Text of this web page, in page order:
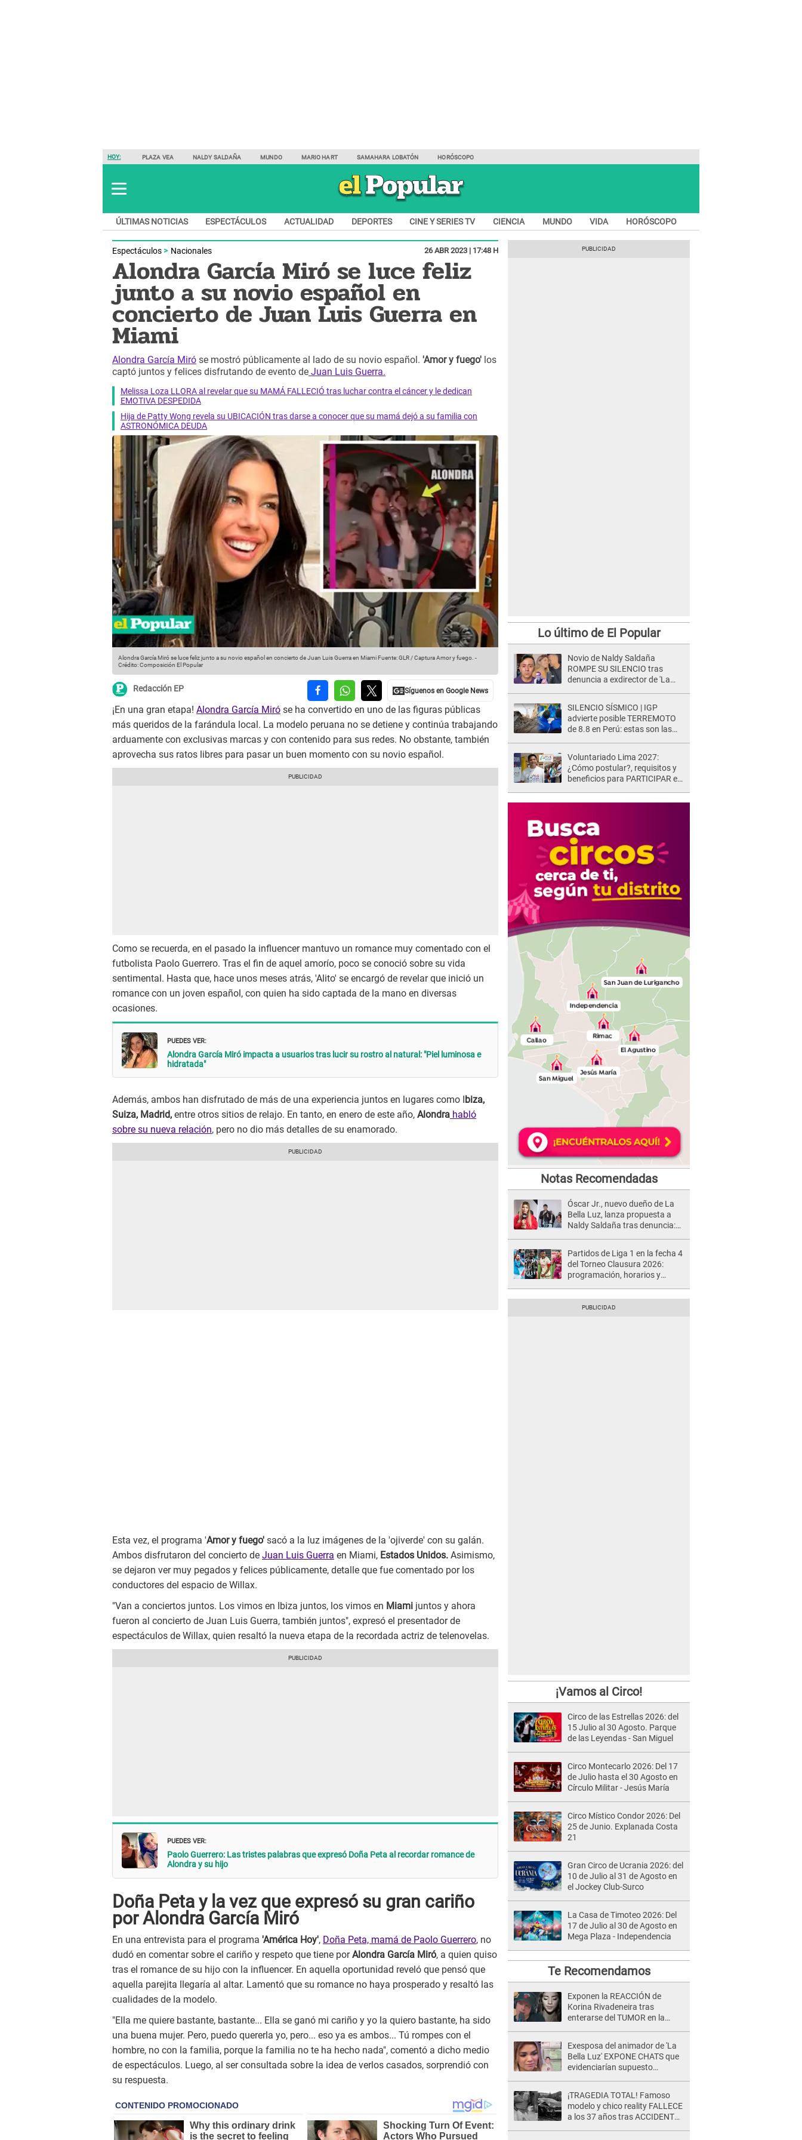
HOY: PLAZA VEA NALDY SALDAÑA MUNDO MARIO HART SAMAHARA LOBATÓN HORÓSCOPO
ÚLTIMAS NOTICIAS ESPECTÁCULOS ACTUALIDAD DEPORTES CINE Y SERIES TV CIENCIA MUNDO VIDA HORÓSCOPO
Espectáculos Nacionales 26 ABR 2023 | 17:48 H
Alondra García Miró se luce feliz
junto a su novio español en
concierto de Juan Luis Guerra en
Miami
Alondra García Miró se mostró públicamente al lado de su novio español. 'Amor y fuego' los
captó juntos y felices disfrutando de evento de Juan Luis Guerra.
Melissa Loza LLORA al revelar que su MAMÁ FALLECIÓ tras luchar contra el cáncer y le dedican
EMOTIVA DESPEDIDA
Hija de Patty Wong revela su UBICACIÓN tras darse a conocer que su mamá dejó a su familia con
ASTRONÓMICA DEUDA
Alondra García Miró se luce feliz junto a su novio español en concierto de Juan Luis Guerra en Miami Fuente: GLR / Captura Amor y fuego. -
Crédito: Composición El Popular
Redacción EP
¡En una gran etapa! Alondra García Miró se ha convertido en uno de las figuras públicas
más queridos de la farándula local. La modelo peruana no se detiene y continúa trabajando
arduamente con exclusivas marcas y con contenido para sus redes. No obstante, también
aprovecha sus ratos libres para pasar un buen momento con su novio español.
Como se recuerda, en el pasado la influencer mantuvo un romance muy comentado con el
futbolista Paolo Guerrero. Tras el fin de aquel amorío, poco se conoció sobre su vida
sentimental. Hasta que, hace unos meses atrás, 'Alito' se encargó de revelar que inició un
romance con un joven español, con quien ha sido captada de la mano en diversas
ocasiones.
PUEDES VER:
Alondra García Miró impacta a usuarios tras lucir su rostro al natural: "Piel luminosa e
hidratada"
Además, ambos han disfrutado de más de una experiencia juntos en lugares como I biza,
Suiza, Madrid, entre otros sitios de relajo. En tanto, en enero de este año, Alondra habló
sobre su nueva relación, pero no dio más detalles de su enamorado.
Esta vez, el programa 'Amor y fuego' sacó a la luz imágenes de la 'ojiverde' con su galán.
Ambos disfrutaron del concierto de Juan Luis Guerra en Miami, Estados Unidos. Asimismo,
se dejaron ver muy pegados y felices públicamente, detalle que fue comentado por los
conductores del espacio de Willax.
"Van a conciertos juntos. Los vimos en Ibiza juntos, los vimos en Miami juntos y ahora
fueron al concierto de Juan Luis Guerra, también juntos", expresó el presentador de
espectáculos de Willax, quien resaltó la nueva etapa de la recordada actriz de telenovelas.
PUEDES VER:
Paolo Guerrero: Las tristes palabras que expresó Doña Peta al recordar romance de
Alondra y su hijo
Doña Peta y la vez que expresó su gran cariño
por Alondra García Miró
En una entrevista para el programa 'América Hoy', Doña Peta, mamá de Paolo Guerrero, no
dudó en comentar sobre el cariño y respeto que tiene porAlondra García Miró, a quien quiso
tras el romance de su hijo con la influencer. En aquella oportunidad reveló que pensó que
aquella parejita llegaría al altar. Lamentó que su romance no haya prosperado y resaltó las
cualidades de la modelo.
"Ella me quiere bastante, bastante... Ella se ganó mi cariño y yo la quiero bastante, ha sido
una buena mujer. Pero, puedo quererla yo, pero... eso ya es ambos... Tú rompes con el
hombre, no con la familia, porque la familia no te ha hecho nada", comentó a dicho medio
de espectáculos. Luego, al ser consultada sobre la idea de verlos casados, sorprendió con
su respuesta.
Lo último de El Popular
Novio de Naldy Saldaña
ROMPE SU SILENCIO tras
denuncia a exdirector de 'La
ella esté bien"
SILENCIO SÍSMICO | IGP
advierte posible TERREMOTO
de 8.8 en Perú: estas son las
Voluntariado Lima 2027:
¿Cómo postular?, requisitos y
beneficios para PARTICIPAR en
Notas Recomendadas
Óscar Jr., nuevo dueño de La
Bella Luz, lanza propuesta a
Naldy Saldaña tras denuncia:
Partidos de Liga 1 en la fecha 4
del Torneo Clausura 2026:
programación, horarios y
¡Vamos al Circo!
Circo de las Estrellas 2026: del
15 Julio al 30 Agosto. Parque
de las Leyendas - San Miguel
Circo Montecarlo 2026: Del 17
de Julio hasta el 30 Agosto en
Círculo Militar - Jesús María
Circo Místico Condor 2026: Del
25 de Junio. Explanada Costa
21
Gran Circo de Ucrania 2026: del
10 de Julio al 31 de Agosto en
el Jockey Club-Surco
La Casa de Timoteo 2026: Del
17 de Julio al 30 de Agosto en
Mega Plaza - Independencia
Te Recomendamos
Exponen la REACCIÓN de
Korina Rivadeneira tras
enterarse del TUMOR en la
Exesposa del animador de 'La
Bella Luz' EXPONE CHATS que
evidenciarían supuesto
¡TRAGEDIA TOTAL! Famoso
modelo y chico reality FALLECE
a los 37 años tras ACCIDENTE